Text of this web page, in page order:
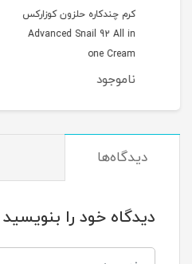
کرم چندکاره حلزون کوزارکس
Advanced Snail 92 All in
one Cream
ناموجود
دیدگاه‌ها
دیدگاه خود را بنویسید